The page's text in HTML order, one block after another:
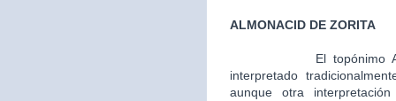
ALMONACID DE ZORITA
El topónimo
interpretado
aunque otra